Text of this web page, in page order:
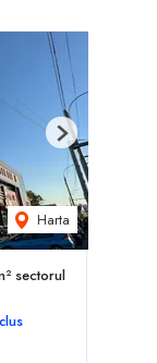
Harta
Next
sectorul